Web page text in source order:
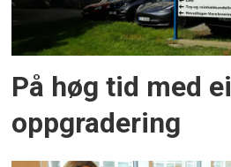
På høg tid med ei
oppgradering